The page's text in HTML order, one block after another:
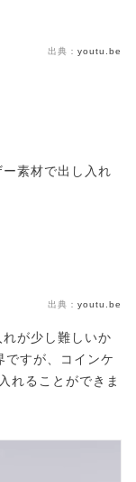
出典： youtu.be
素材で出し入れ
出典： youtu.be
が少し難しいか
すが、コインケ
れることができま